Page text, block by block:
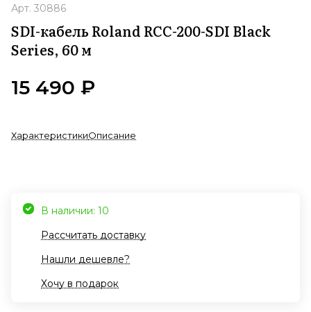
Арт. 30886
SDI-кабель Roland RCC-200-SDI Black
Series, 60 м
15 490 ₽
ХарактеристикиОписание
В наличии: 10
Рассчитать доставку
Нашли дешевле?
Хочу в подарок